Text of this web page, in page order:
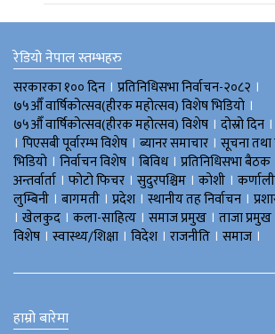
रेडियो नेपाल स्तम्भहरु
सरकारका १०० दिन । प्रतिनिधिसभा निर्वाचन-२०८२ ।
७५औँ वार्षिकोत्सव(हीरक महोत्सव) विशेष भिडियाे ।
७५औँ वार्षिकोत्सव(हीरक महोत्सव) विशेष । दोस्रो दिन ।
। पिएसबी पूर्वारम्भ विशेष । ब्यानर समाचार । सूचना
भिडियाे । निर्वाचन विशेष । बिविध। प्रतिनिधिसभा बैठक
अन्तर्वार्ता । फोटो फिचर । सुदुरपश्चिम । काेशी । कर्णाली
लुम्बिनी । बागमती । प्रदेश । स्थानीय तह निर्वाचन ।
। खेलकुद । कला-साहित्य । समाज प्रमुख । ताजा प्रमुख
विशेष । स्वास्थ्य/शिक्षा । विदेश । राजनीति । समाज ।
हाम्रो बारेमा